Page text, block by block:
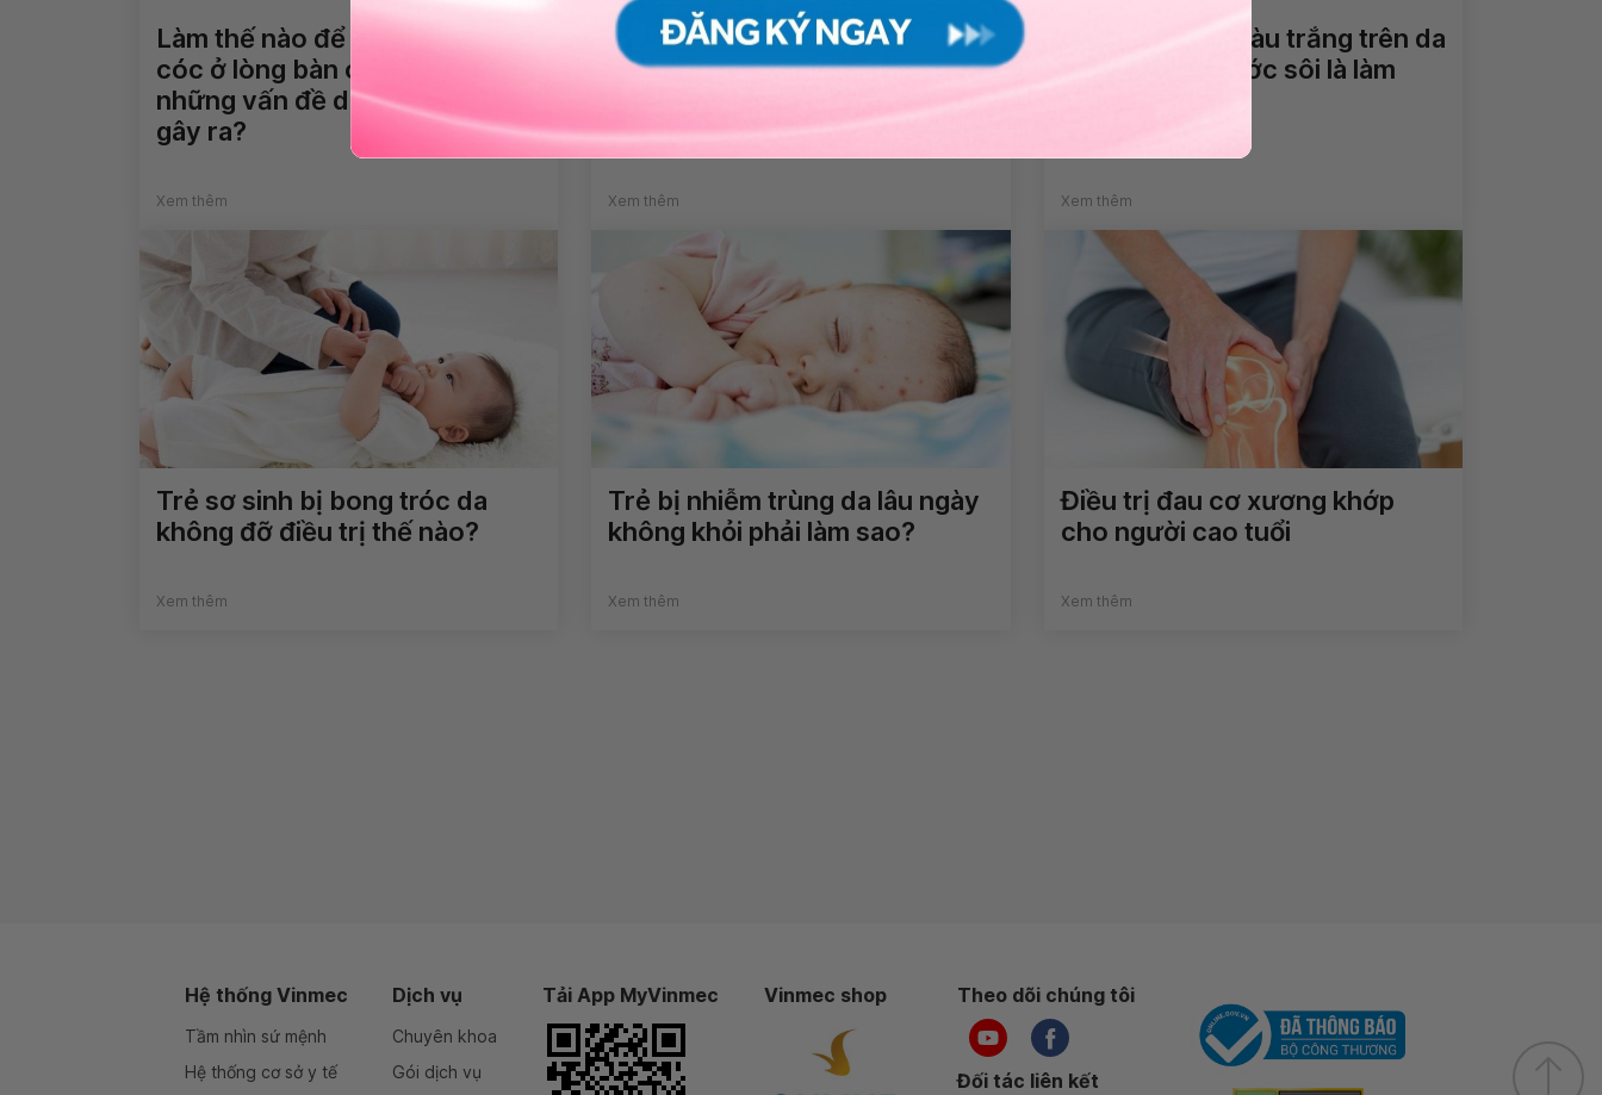
Làm thế nào để điều trị mụn
cóc ở lòng bàn chân và loại bỏ
những vấn đề do virus HPV
gây ra?
Xem thêm
Không nói được, nhìn mặt chữ
không hiểu, hay bị động kinh
bệnh gì?
Xem thêm
Xuất hiện lớp màu trắng trên da
chỗ bị bỏng nước sôi là làm
Xem thêm
Trẻ sơ sinh bị bong tróc da
không đỡ điều trị thế nào?
Xem thêm
Trẻ bị nhiễm trùng da lâu ngày
không khỏi phải làm sao?
Xem thêm
Điều trị đau cơ xương khớp
cho người cao tuổi
Xem thêm
Hệ thống Vinmec
Tầm nhìn sứ mệnh
Hệ thống cơ sở y tế
Dịch vụ
Chuyên khoa
Gói dịch vụ
Tải App MyVinmec Vinmec shop Theo dõi chúng tôi
Đối tác liên kết